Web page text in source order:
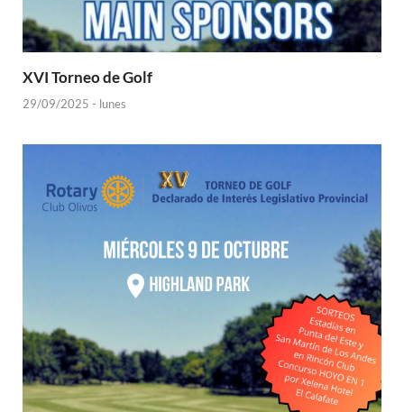
XVI Torneo de Golf
29/09/2025 - lunes